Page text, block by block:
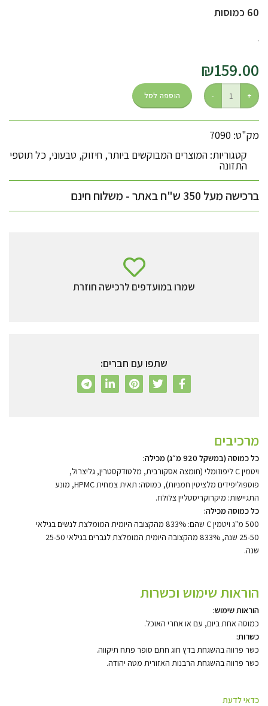
60 כמוסות
.
₪159.00
הוספה לסל
מק"ט: 7090
קטגוריות: המוצרים המבוקשים ביותר, חיזוק, טבעוני, כל תוספי
התזונה
ברכישה מעל 350 ש"ח באתר - משלוח חינם
שמרו במועדפים לרכישה חוזרת
שתפו עם חברים:
מרכיבים
כל כמוסה (במשקל 920 מ״ג) מכילה:
ויטמין C ליפוזומלי (חומצה אסקורבית, מלטודקסטרין, גליצרול,
פוספוליפידים מלציטין חמניות), כמוסה: תאית צמחית HPMC, מונע
התגיישות: מיקרוקריסטליין צלולוז.
כל כמוסה מכילה:
500
מ"ג ויטמין C שהם: 833% מהקצובה היומית המומלצת לנשים בגילאי
25-50 שנה, 833% מהקצובה היומית המומלצת לגברים בגילאי 25-50
שנה.
הוראות שימוש וכשרות
הוראות שימוש:
כמוסה אחת ביום, עם או אחרי האוכל.
כשרות:
כשר פרווה בהשגחת בדץ חוג חתם סופר פתח תיקווה.
כשר פרווה בהשגחת הרבנות האזורית מטה יהודה.
כדאי לדעת